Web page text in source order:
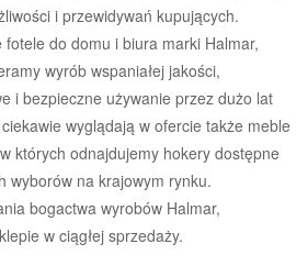
i przewidywań kupujących.
fotele do domu i biura marki Halmar,
wyrób wspaniałej jakości,
i bezpieczne używanie przez dużo lat
wyglądają w ofercie także meble
których odnajdujemy hokery dostępne
wyborów na krajowym rynku.
bogactwa wyrobów Halmar,
w ciągłej sprzedaży.